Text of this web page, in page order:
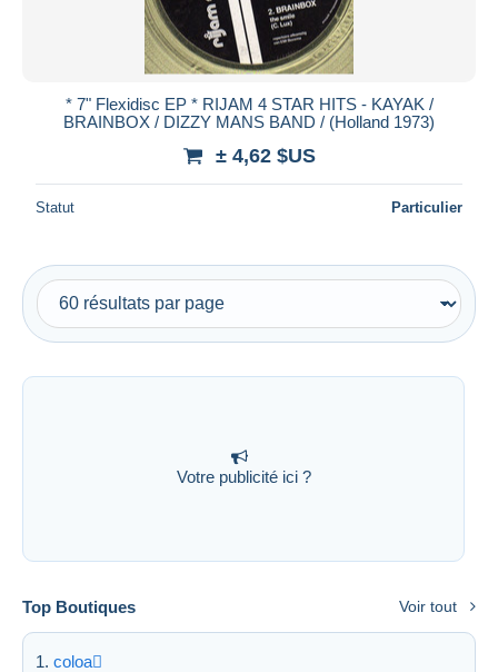
Votre publicité ici ?
Top Boutiques Voir tout
coloa
* 7" Flexidisc EP * RIJAM 4 STAR HITS - KAYAK /
BRAINBOX / DIZZY MANS BAND / (Holland 1973)
± 4,62 $US
Statut Particulier